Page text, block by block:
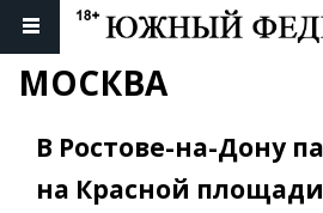
МОСКВА
В Ростове-на-Дону
на Красной